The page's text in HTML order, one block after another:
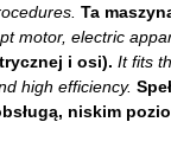
Ta
motor, electric
i osi). It fits
high efficiency.
niskim